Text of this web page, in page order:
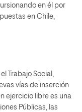
en él por
en Chile,
Trabajo Social,
vías de inserción
ejercicio libre es una
Públicas, las